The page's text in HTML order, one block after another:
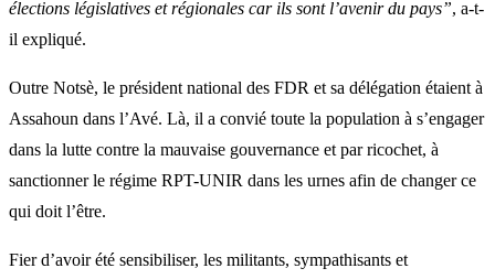
élections législatives et régionales car ils sont l’avenir du pays”, a-t-
il expliqué.
Outre Notsè, le président national des FDR et sa délégation étaient à
Assahoun dans l’Avé. Là, il a convié toute la population à s’engager
dans la lutte contre la mauvaise gouvernance et par ricochet, à
sanctionner le régime RPT-UNIR dans les urnes afin de changer ce
qui doit l’être.
Fier d’avoir été sensibiliser, les militants, sympathisants et